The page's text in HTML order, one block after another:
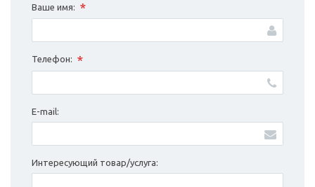
Ваше имя: *
Телефон: *
E-mail:
Интересующий товар/услуга: